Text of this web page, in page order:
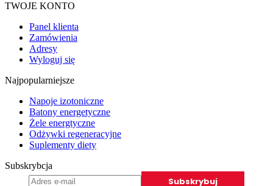
TWOJE KONTO
Panel klienta
Zamówienia
Adresy
Wyloguj się
Najpopularniejsze
Napoje izotoniczne
Batony energetyczne
Żele energtyczne
Odżywki regeneracyjne
Suplementy diety
Subskrybcja